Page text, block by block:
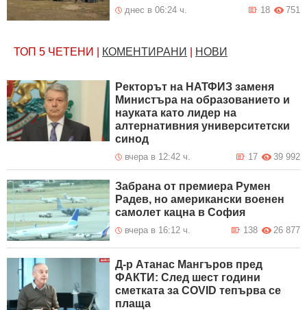
днес в 06:24 ч. 751
18
ТОП 5 ЧЕТЕНИ КОМЕНТИРАНИ НОВИ
Ректорът на НАТФИЗ заменя
Министъра на образованието и
науката като лидер на
алтернативния университетски
синод
вчера в 12:42 ч. 39 992
17
Забрана от премиера Румен
Радев, но американски военен
самолет кацна в София
вчера в 16:12 ч. 26 877
138
Д-р Атанас Мангъров пред
ФАКТИ: След шест години
сметката за COVID тепърва се
плаща